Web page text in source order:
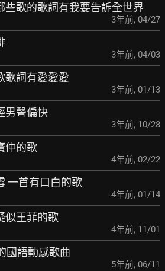
些歌的歌詞有我要告訴全世界
3年前, 04/27
3年前, 04/03
歌詞有愛愛愛
3年前, 01/13
男聲偏快
3年前, 10/28
仲的歌
4年前, 02/22
一首有口白的歌
4年前, 01/14
似王菲的歌
4年前, 11/01
國語動感歌曲
5年前, 06/11